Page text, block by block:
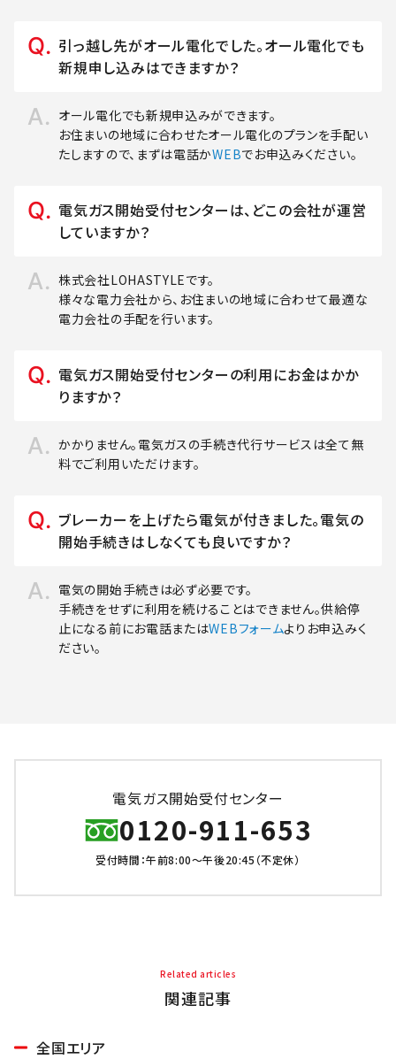
引っ越し先がオール電化でした。オール電化でも
新規申し込みはできますか？
オール電化でも新規申込みができます。
お住まいの地域に合わせたオール電化のプランを手配い
たしますので、まずは電話かWEBでお申込みください。
電気ガス開始受付センターは、どこの会社が運営
していますか？
株式会社LOHASTYLEです。
様々な電力会社から、お住まいの地域に合わせて最適な
電力会社の手配を行います。
電気ガス開始受付センターの利用にお金はかか
りますか？
かかりません。電気ガスの手続き代行サービスは全て無
料でご利用いただけます。
ブレーカーを上げたら電気が付きました。電気の
開始手続きはしなくても良いですか？
電気の開始手続きは必ず必要です。
手続きをせずに利用を続けることはできません。供給停
止になる前にお電話またはWEBフォームよりお申込みく
ださい。
電気ガス開始受付センター
0120-911-653
受付時間：午前8:00～午後20:45（不定休）
Related articles
関連記事
全国エリア